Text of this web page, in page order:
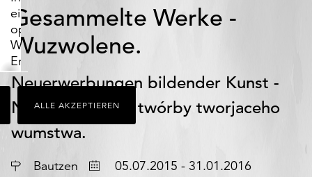
ein
optimales
Webseiten-
Erlebnis
zu
bieten.
Dazu
zählen
Cookies,
die
für
ALLE AKZEPTIEREN
Gesammelte Werke -
Wuzwolene.
Neuerwerbungen bildender Kunst -
Nowonakupjene twórby tworjaceho
wumstwa.
Ort Bautzen Datum05.07.2015 - 31.01.2016